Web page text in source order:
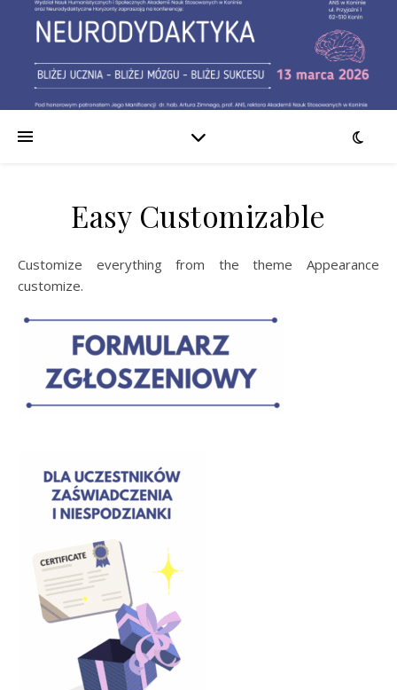
Easy Customizable
Customize everything from the theme Appearance
customize.